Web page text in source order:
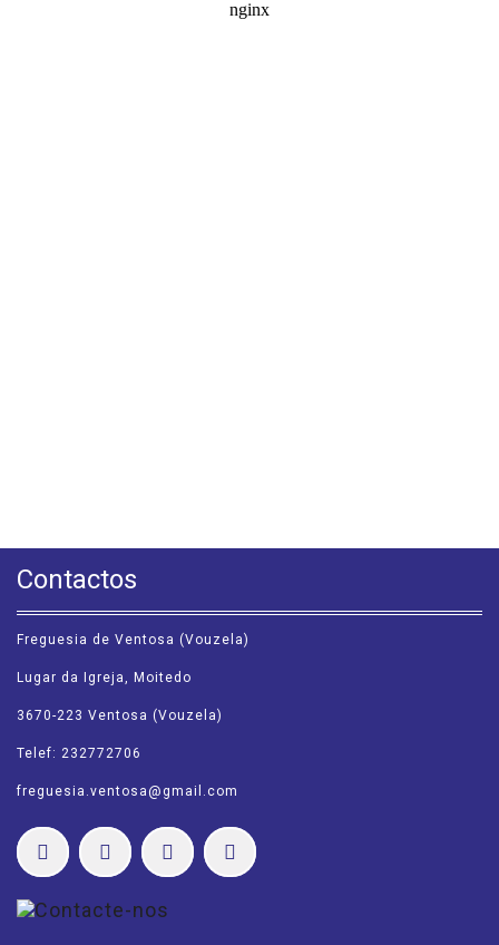
Contactos
Freguesia de Ventosa (Vouzela)
Lugar da Igreja, Moitedo
3670-223 Ventosa (Vouzela)
Telef: 232772706
freguesia.ventosa@gmail.com